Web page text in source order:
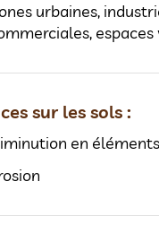
urbaines,
sur les sols :
en